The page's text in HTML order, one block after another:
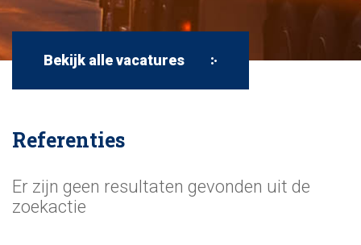
Bekijk alle vacatures
Referenties
Er zijn geen resultaten gevonden uit de
zoekactie